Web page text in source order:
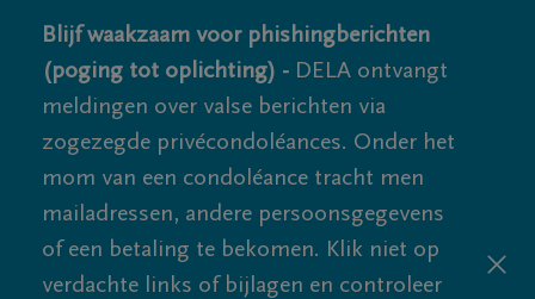
Blijf waakzaam voor phishingberichten
(poging tot oplichting) - DELA ontvangt
meldingen over valse berichten via
zogezegde privécondoléances. Onder het
mom van een condoléance tracht men
mailadressen, andere persoonsgegevens
of een betaling te bekomen. Klik niet op
verdachte links of bijlagen en controleer